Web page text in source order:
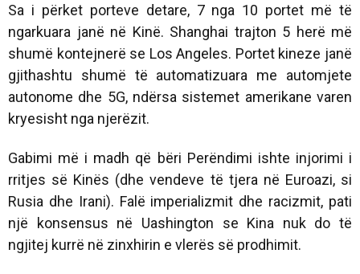
Sa i përket porteve detare, 7 nga 10 portet më të
ngarkuara janë në Kinë. Shanghai trajton 5 herë më
shumë kontejnerë se Los Angeles. Portet kineze janë
gjithashtu shumë të automatizuara me automjete
autonome dhe 5G, ndërsa sistemet amerikane varen
kryesisht nga njerëzit.
Gabimi më i madh që bëri Perëndimi ishte injorimi i
rritjes së Kinës (dhe vendeve të tjera në Euroazi, si
Rusia dhe Irani). Falë imperializmit dhe racizmit, pati
një konsensus në Uashington se Kina nuk do të
ngjitej kurrë në zinxhirin e vlerës së prodhimit.